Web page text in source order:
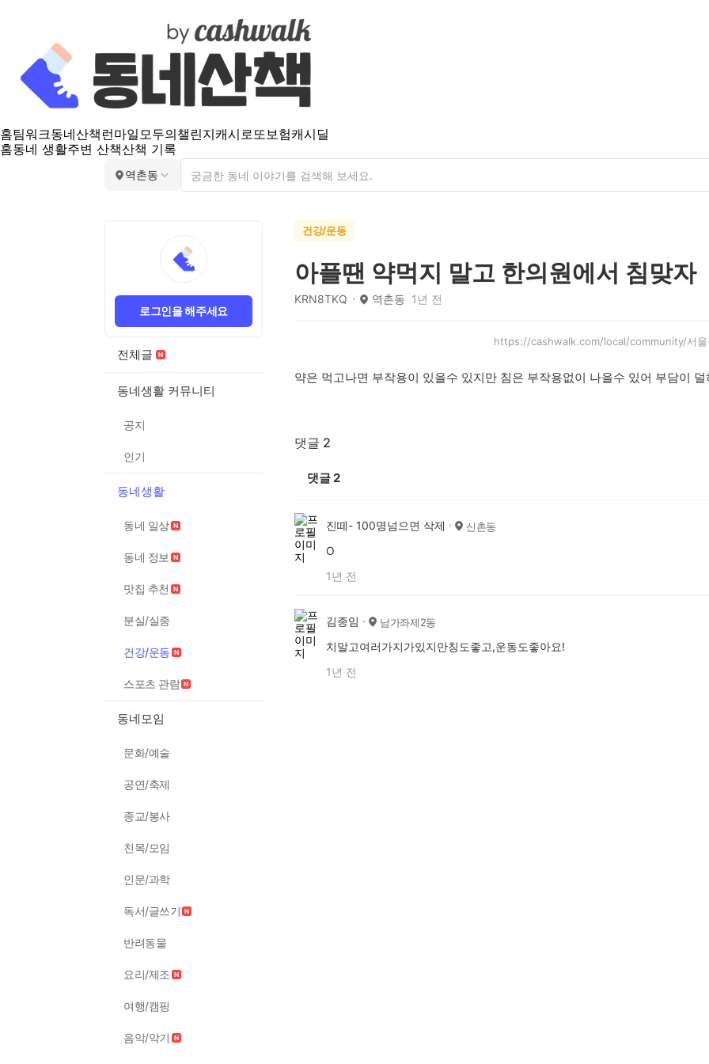
홈팀워크동네산책 런마일모두의챌린지캐시로또보험캐시딜
홈동네 생활주변 산책산책 기록
역촌동
로그인을 해주세요
전체글
동네생활 커뮤니티
공지
인기
동네생활
동네 일상
동네 정보
맛집 추천
분실/실종
건강/운동
스포츠 관람
동네모임
문화/예술
공연/축제
종교/봉사
친목/모임
인문/과학
독서/글쓰기
반려동물
요리/제조
여행/캠핑
음악/악기
건강/운동
아플땐 약먹지 말고 한의원에서 침맞자
KRN8TKQ 역촌동 1년 전
https://cashwalk.com/local/community/서
약은 먹고나면 부작용이 있을수 있지만 침은 부작용없이 나을수 있어 부담이 덜
댓글 2
댓글2
진떼- 100명넘으면 삭제 신촌동
O
1년 전
김종임 남가좌제2동
치말고여러가지가있지만칭도좋고,운동도좋아요!
1년 전